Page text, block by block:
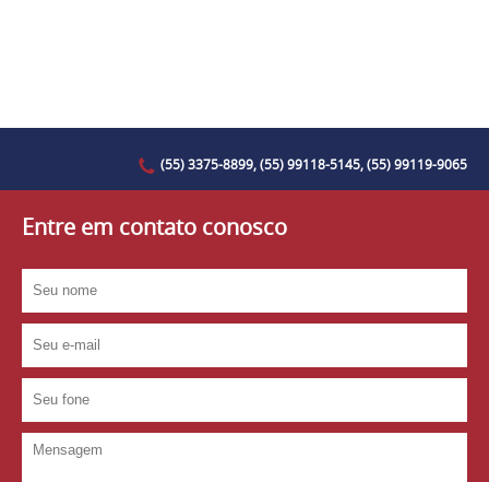
(55) 3375-8899, (55) 99118-5145, (55) 99119-9065
Entre em contato conosco